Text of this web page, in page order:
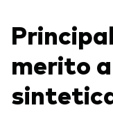
merito